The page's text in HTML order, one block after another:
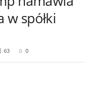
w spółki
63 0